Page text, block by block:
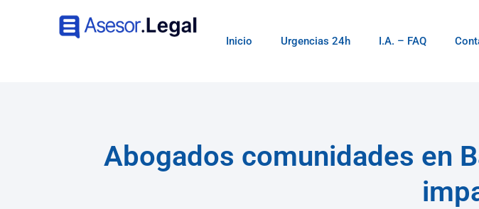
Inicio Urgencias 24h I.A. – FAQ
Abogados comunidades en